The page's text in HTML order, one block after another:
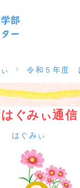
令和５年度
ぐみぃ通信
はぐみぃ